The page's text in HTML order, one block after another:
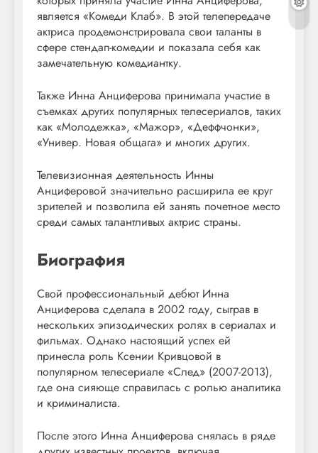
является «Комеди Клаб». В этой телепередаче
актриса продемонстрировала свои таланты в
сфере стендап-комедии и показала себя как
замечательную комедиантку.
Также Инна Анциферова принимала участие в
съемках других популярных телесериалов, таких
как «Молодежка», «Мажор», «Деффчонки»,
«Универ. Новая общага» и многих других.
Телевизионная деятельность Инны
Анциферовой значительно расширила ее круг
зрителей и позволила ей занять почетное место
среди самых талантливых актрис страны.
Биография
Свой профессиональный дебют Инна
Анциферова сделала в 2002 году, сыграв в
нескольких эпизодических ролях в сериалах и
фильмах. Однако настоящий успех ей
принесла роль Ксении Кривцовой в
популярном телесериале «След» (2007-2013),
где она сияюще справилась с ролью аналитика
и криминалиста.
После этого Инна Анциферова снялась в ряде